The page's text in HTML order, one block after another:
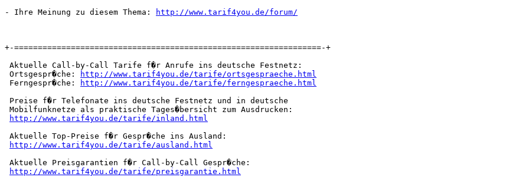
- Ihre Meinung zu diesem Thema:
http://www.tarif4you.de/forum/
+-=================================================================-+
Aktuelle Call-by-Call Tarife f�r Anrufe ins deutsche Festnetz:
Ortsgespr�che:
http://www.tarif4you.de/tarife/ortsgespraeche.html
Ferngespr�che:
http://www.tarif4you.de/tarife/ferngespraeche.html
Preise f�r Telefonate ins deutsche Festnetz und in deutsche
Mobilfunknetze als praktische Tages�bersicht zum Ausdrucken:
http://www.tarif4you.de/tarife/inland.html
Aktuelle Top-Preise f�r Gespr�che ins Ausland:
http://www.tarif4you.de/tarife/ausland.html
Aktuelle Preisgarantien f�r Call-by-Call Gespr�che:
http://www.tarif4you.de/tarife/preisgarantie.html